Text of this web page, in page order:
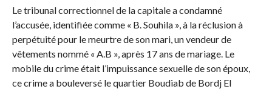
Le tribunal correctionnel de la capitale a condamné
l’accusée, identifiée comme « B. Souhila », à la réclusion à
perpétuité pour le meurtre de son mari, un vendeur de
vêtements nommé « A.B », après 17 ans de mariage. Le
mobile du crime était l’impuissance sexuelle de son époux,
ce crime a bouleversé le quartier Boudiab de Bordj El